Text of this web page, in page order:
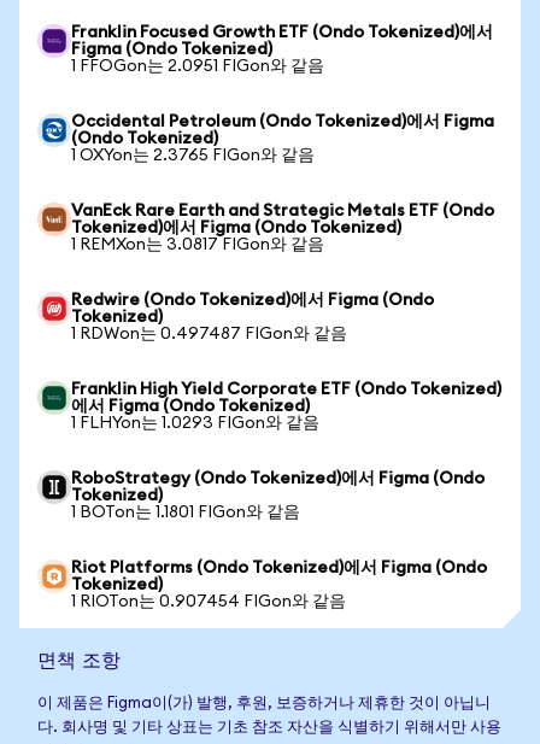
Franklin Focused Growth ETF (Ondo Tokenized)에서
Figma (Ondo Tokenized)
1 FFOGon는 2.0951 FIGon와 같음
Occidental Petroleum (Ondo Tokenized)에서 Figma
(Ondo Tokenized)
1 OXYon는 2.3765 FIGon와 같음
VanEck Rare Earth and Strategic Metals ETF (Ondo
Tokenized)에서 Figma (Ondo Tokenized)
1 REMXon는 3.0817 FIGon와 같음
Redwire (Ondo Tokenized)에서 Figma (Ondo
Tokenized)
1 RDWon는 0.497487 FIGon와 같음
Franklin High Yield Corporate ETF (Ondo Tokenized)
에서 Figma (Ondo Tokenized)
1 FLHYon는 1.0293 FIGon와 같음
RoboStrategy (Ondo Tokenized)에서 Figma (Ondo
Tokenized)
1 BOTon는 1.1801 FIGon와 같음
Riot Platforms (Ondo Tokenized)에서 Figma (Ondo
Tokenized)
1 RIOTon는 0.907454 FIGon와 같음
면책 조항
이 제품은 Figma이(가) 발행, 후원, 보증하거나 제휴한 것이 아닙니
다. 회사명 및 기타 상표는 기초 참조 자산을 식별하기 위해서만 사용